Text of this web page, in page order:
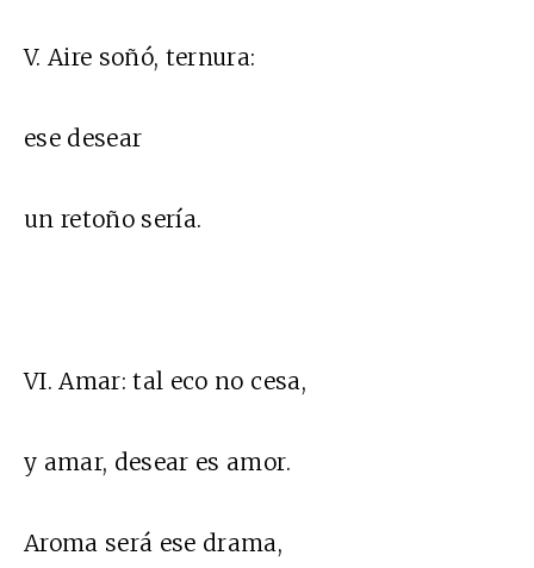
V. Aire soñó, ternura:
ese desear
un retoño sería.
VI. Amar: tal eco no cesa,
y amar, desear es amor.
Aroma será ese drama,